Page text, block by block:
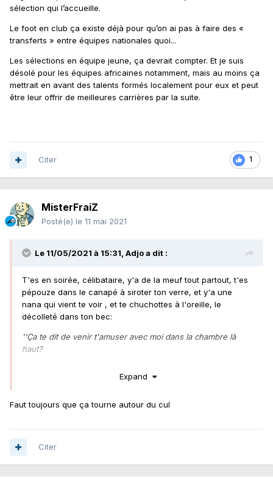
sélection qui l’accueille.
Le foot en club ça existe déjà pour qu’on ai pas à faire des «
transferts » entre équipes nationales quoi...
Les sélections en équipe jeune, ça devrait compter. Et je suis
désolé pour les équipes africaines notamment, mais au moins ça
mettrait en avant des talents formés localement pour eux et peut
être leur offrir de meilleures carrières par la suite.
1
Citer
MisterFraiZ
Posté(e) le 11 mai 2021
Le 11/05/2021 à 15:31, Adjoa dit :
T'es en soirée, célibataire, y'a de la meuf tout partout, t'es
pépouze dans le canapé à siroter ton verre, et y'a une
nana qui vient te voir , et te chuchottes à l'oreille, le
décolleté dans ton bec:
''Ça te dit de venir t'amuser avec moi dans la chambre là
haut?
goût, c'est ELLE que j'vais troncher ! ''
Et plus tard dans la soirée t'as toujours pas ken, la nana
Expand
Faut toujours que ça tourne autour du cul
Citer